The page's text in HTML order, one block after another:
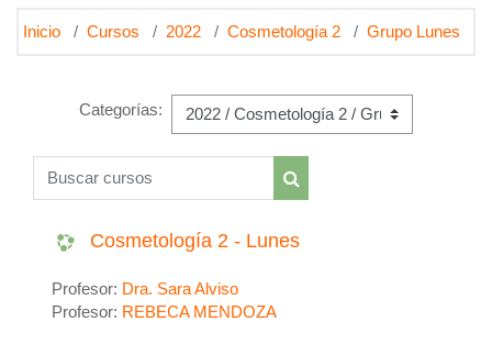
Inicio Cursos 2022 Cosmetología 2 Grupo Lunes
Categorías:
Buscar cursos
Buscar cursos
Cosmetología 2 - Lunes
Profesor: Dra. Sara Alviso
Profesor: REBECA MENDOZA